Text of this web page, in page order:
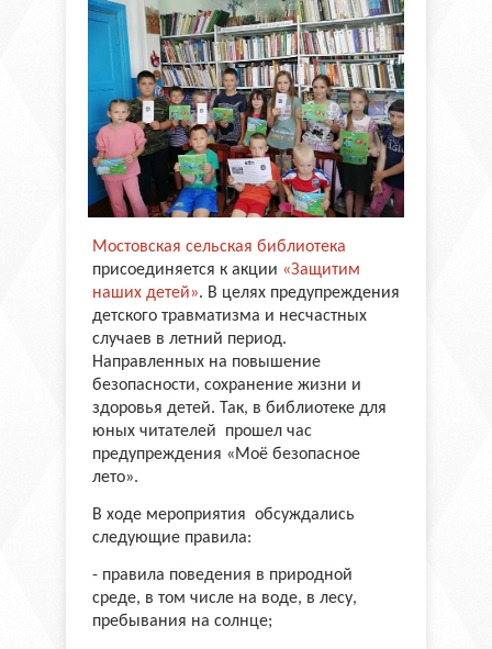
Мостовская сельская библиотека
присоединяется к акции «Защитим
наших детей». В целях предупреждения
детского травматизма и несчастных
случаев в летний период.
Направленных на повышение
безопасности, сохранение жизни и
здоровья детей. Так, в библиотеке для
юных читателей прошел час
предупреждения «Моё безопасное
лето».
В ходе мероприятия обсуждались
следующие правила:
- правила поведения в природной
среде, в том числе на воде, в лесу,
пребывания на солнце;